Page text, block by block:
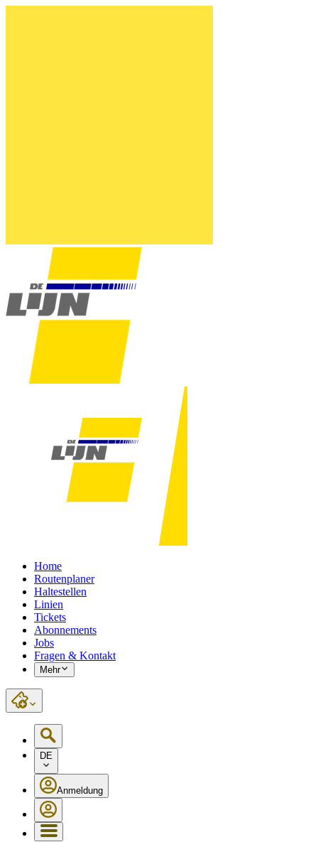
Home
Routenplaner
Haltestellen
Linien
Tickets
Abonnements
Jobs
Fragen & Kontakt
Mehr
DE
Anmeldung